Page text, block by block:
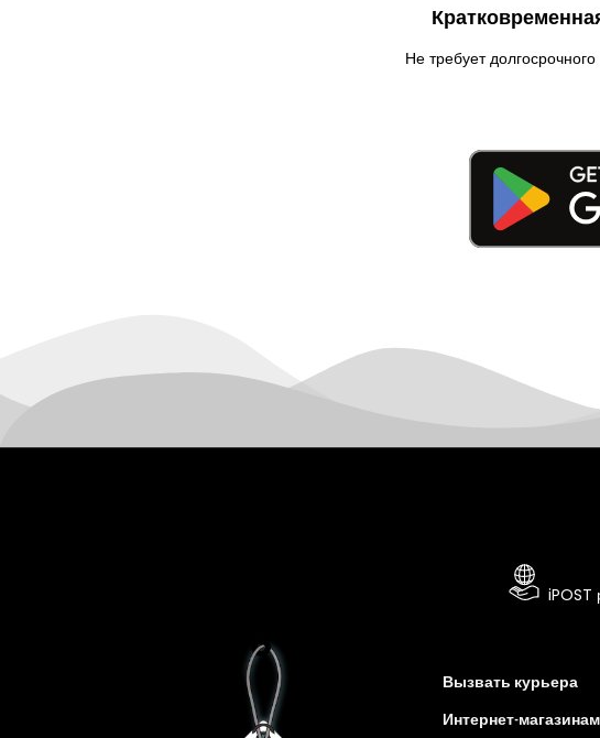
Конотоп
Не требует
iPOST
Вызвать курьера
Интернет-магазинам